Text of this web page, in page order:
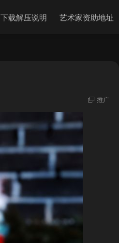
下载解压说明 艺术家资助地址
推广